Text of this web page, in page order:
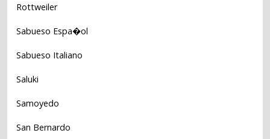
Rottweiler
Sabueso Espa�ol
Sabueso Italiano
Saluki
Samoyedo
San Bernardo